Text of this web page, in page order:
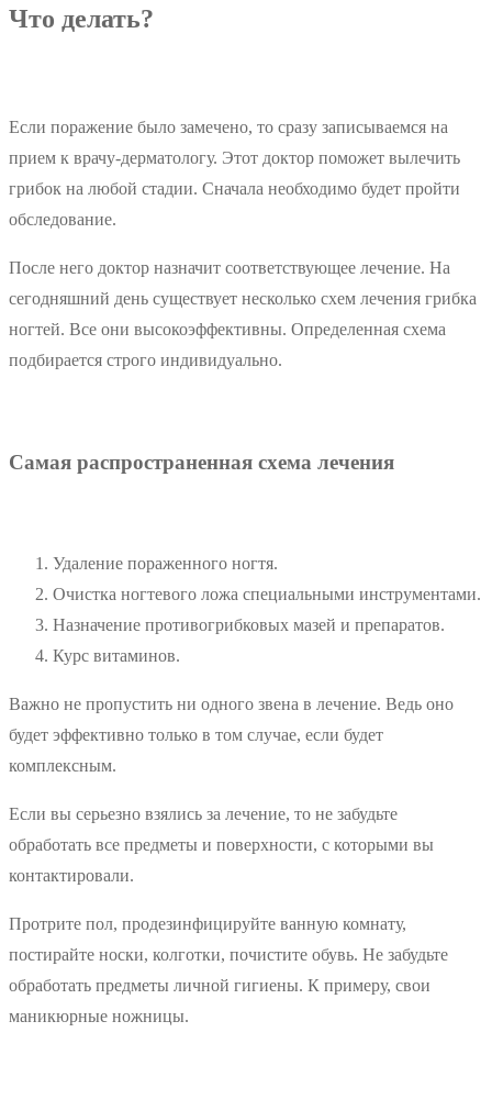
Что делать?
Если поражение было замечено, то сразу записываемся на
прием к врачу-дерматологу. Этот доктор поможет вылечить
грибок на любой стадии. Сначала необходимо будет пройти
обследование.
После него доктор назначит соответствующее лечение. На
сегодняшний день существует несколько схем лечения грибка
ногтей. Все они высокоэффективны. Определенная схема
подбирается строго индивидуально.
Самая распространенная схема лечения
Удаление пораженного ногтя.
Очистка ногтевого ложа специальными инструментами.
Назначение противогрибковых мазей и препаратов.
Курс витаминов.
Важно не пропустить ни одного звена в лечение. Ведь оно
будет эффективно только в том случае, если будет
комплексным.
Если вы серьезно взялись за лечение, то не забудьте
обработать все предметы и поверхности, с которыми вы
контактировали.
Протрите пол, продезинфицируйте ванную комнату,
постирайте носки, колготки, почистите обувь. Не забудьте
обработать предметы личной гигиены. К примеру, свои
маникюрные ножницы.